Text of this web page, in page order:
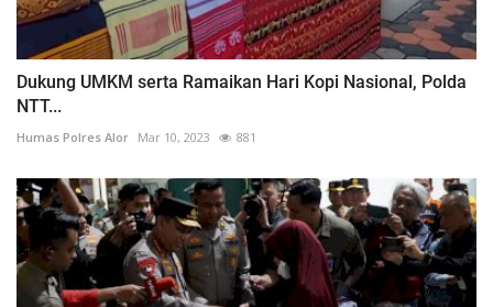
Dukung UMKM serta Ramaikan Hari Kopi Nasional, Polda
NTT...
Humas Polres Alor Mar 10, 2023 881